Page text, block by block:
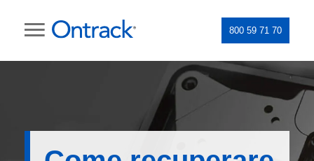
800 59 71 70